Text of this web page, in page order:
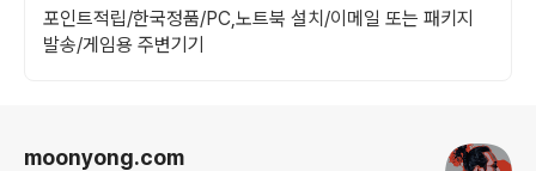
포인트적립/한국정품/PC,노트북 설치/이메일 또는 패키지
발송/게임용 주변기기
moonyong.com